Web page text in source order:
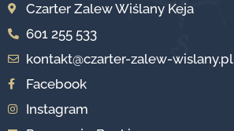
Czarter Zalew Wiślany Keja
601 255 533
kontakt@czarter-zalew-wislany.pl
Facebook
Instagram